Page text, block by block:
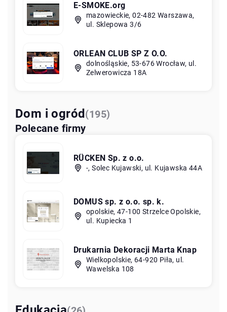
E-SMOKE.org
mazowieckie, 02-482 Warszawa,
ul. Sklepowa 3/6
ORLEAN CLUB SP Z O.O.
dolnośląskie, 53-676 Wrocław, ul.
Zelwerowicza 18A
Dom i ogród (195)
Polecane firmy
RÜCKEN Sp. z o.o.
-, Solec Kujawski, ul. Kujawska 44A
DOMUS sp. z o.o. sp. k.
opolskie, 47-100 Strzelce Opolskie,
ul. Kupiecka 1
Drukarnia Dekoracji Marta Knap
Wielkopolskie, 64-920 Piła, ul.
Wawelska 108